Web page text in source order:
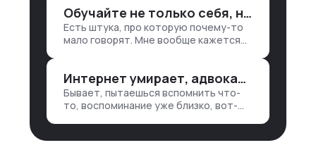
лет 15 назад, нужно было:
1. Собирать данные в одну базу и
разгребать их оттуда вручную:
проекту — все ручками
Обучайте не только себя, но и клиентов
Есть штука, про которую почему-то
мало говорят. Мне вообще кажется
стороны. Ты что-то хватаешь у
клиента: е…
Интернет умирает, адвокаты и судьи в растерянности, а я хочу песню
Бывает, пытаешься вспомнить что-
то, воспоминание уже близко, вот-
днями. А то и неделями, если сильно